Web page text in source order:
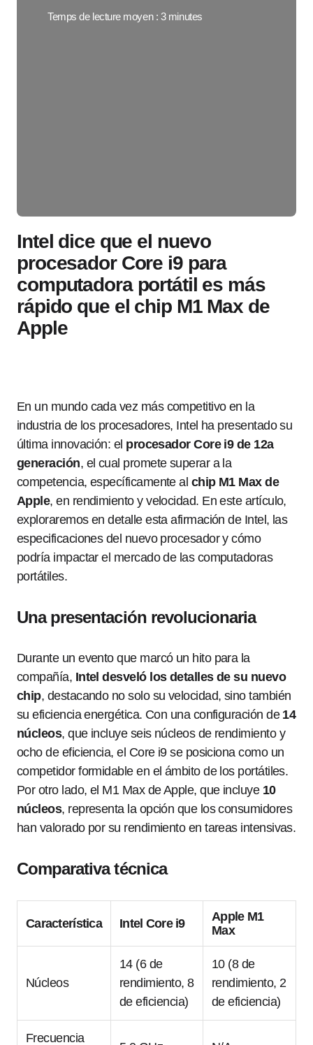
Temps de lecture moyen : 3 minutes
Intel dice que el nuevo
procesador Core i9 para
computadora portátil es más
rápido que el chip M1 Max de
Apple
En un mundo cada vez más competitivo en la
industria de los procesadores, Intel ha presentado su
última innovación: el procesador Core i9 de 12a
generación, el cual promete superar a la
competencia, específicamente al chip M1 Max de
Apple, en rendimiento y velocidad. En este artículo,
exploraremos en detalle esta afirmación de Intel, las
especificaciones del nuevo procesador y cómo
podría impactar el mercado de las computadoras
portátiles.
Una presentación revolucionaria
Durante un evento que marcó un hito para la
compañía, Intel desveló los detalles de su nuevo
chip, destacando no solo su velocidad, sino también
su eficiencia energética. Con una configuración de 14
núcleos, que incluye seis núcleos de rendimiento y
ocho de eficiencia, el Core i9 se posiciona como un
competidor formidable en el ámbito de los portátiles.
Por otro lado, el M1 Max de Apple, que incluye 10
núcleos, representa la opción que los consumidores
han valorado por su rendimiento en tareas intensivas.
Comparativa técnica
Característica Intel Core i9
Apple M1
Max
Núcleos
14 (6 de
rendimiento, 8
de eficiencia)
10 (8 de
rendimiento, 2
de eficiencia)
Frecuencia